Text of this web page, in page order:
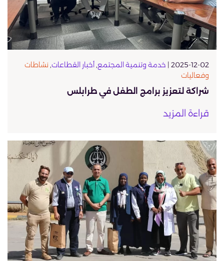
2025-12-02 | خدمة وتنمية المجتمع,أخبار القطاعات, نشاطات
وفعاليات
شراكة لتعزيز برامج الطفل في طرابلس
قراءة المزيد